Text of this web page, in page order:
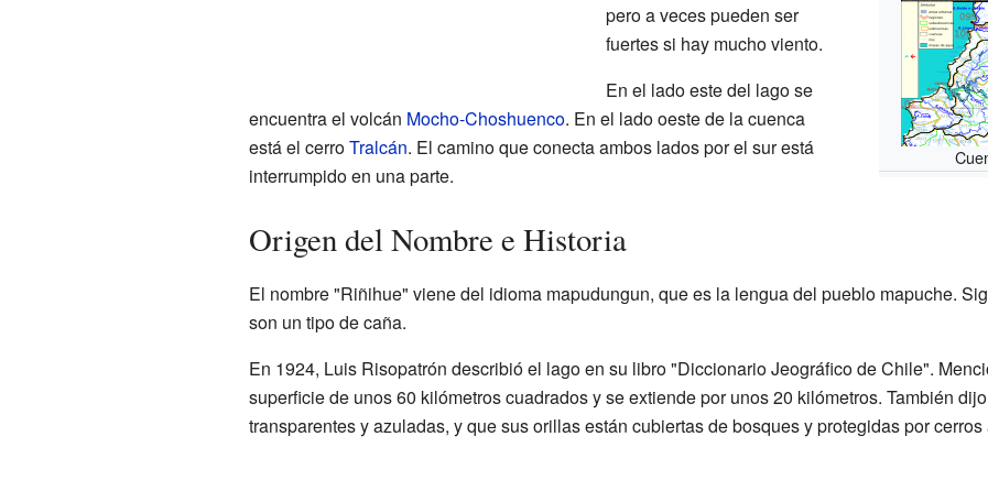
pero a veces pueden ser
fuertes si hay mucho viento.
En el lado este del lago se
encuentra el volcán Mocho-Choshuenco. En el lado oeste de la cuenca
está el cerroTralcán. El camino que conecta ambos lados por el sur está
interrumpido en una parte.
Origen del Nombre e Historia
El nombre "Riñihue" viene del idioma mapudungun, que es la lengua del pueblo mapuche.
son un tipo de caña.
En 1924, Luis Risopatrón describió el lago en su libro "Diccionario Jeográfico de Chile".
superficie de unos 60 kilómetros cuadrados y se extiende por unos 20 kilómetros. También
transparentes y azuladas, y que sus orillas están cubiertas de bosques y protegidas por cerros